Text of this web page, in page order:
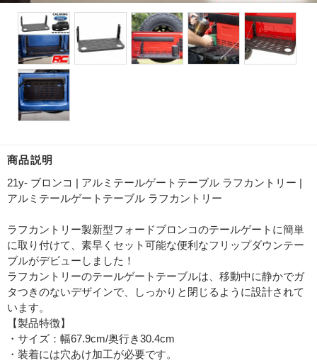
商品説明
21y- ブロンコ | アルミテールゲートテーブル ラフカントリー |
アルミテールゲートテーブル ラフカントリー
ラフカントリー製新型フォードブロンコのテールゲートに簡単
に取り付けて、素早くセット可能な便利なフリップダウンテー
ブルがデビューしました！
ラフカントリーのテールゲートテーブルは、移動中に静かでガ
タつきのないデザインで、しっかりと閉じるように設計されて
います。
【製品特徴】
・サイズ：幅67.9cm/奥行き30.4cm
・装着には穴あけ加工が必要です。